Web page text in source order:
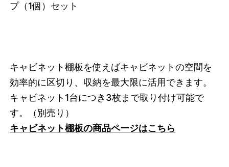
プ（1個）セット
キャビネット棚板を使えばキャビネットの空間を
効率的に区切り、収納を最大限に活用できます。
キャビネット1台につき3枚まで取り付け可能で
す。
（別売り）
キャビネット棚板の商品ページはこちら